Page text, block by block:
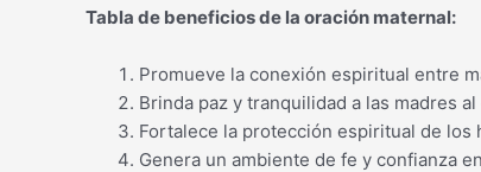
Tabla de beneficios de la oración maternal:
Promueve la conexión espiritual entre
Brinda paz y tranquilidad a las madres
Fortalece la protección espiritual de los
Genera un ambiente de fe y confianza